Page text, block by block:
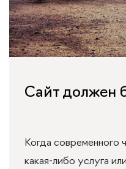
Сайт должен
Когда современного
какая-либо услуга